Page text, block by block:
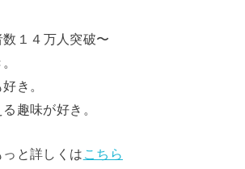
数１４万人突破〜
き。
趣味が好き。
と詳しくは こちら